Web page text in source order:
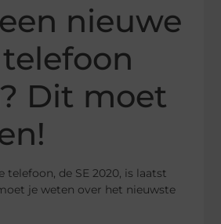
nieuwe
Dit moet
telefoon, de SE 2020, is laatst
je weten over het nieuwste